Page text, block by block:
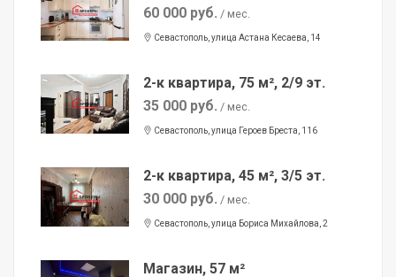
60 000 руб. / мес.
Севастополь, улица Астана Кесаева, 14
2-к квартира, 75 м², 2/9 эт.
35 000 руб. / мес.
Севастополь, улица Героев Бреста, 116
2-к квартира, 45 м², 3/5 эт.
30 000 руб. / мес.
Севастополь, улица Бориса Михайлова, 2
Магазин, 57 м²